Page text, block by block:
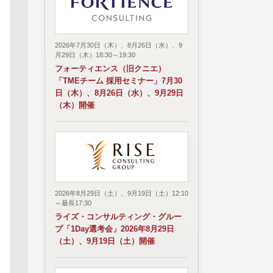
2026年7月30日（木）、8月26日（水）、9
月29日（木）18:30～19:30
フォーティエンス（旧クニエ）
「TMEチーム 採用セミナー」7月30
日（木）、8月26日（水）、9月29日
（木）開催
2026年8月29日（土）、9月19日（土）12:10
～最長17:30
ライズ・コンサルティング・グルー
プ「1Day選考会」2026年8月29日
（土）、9月19日（土）開催